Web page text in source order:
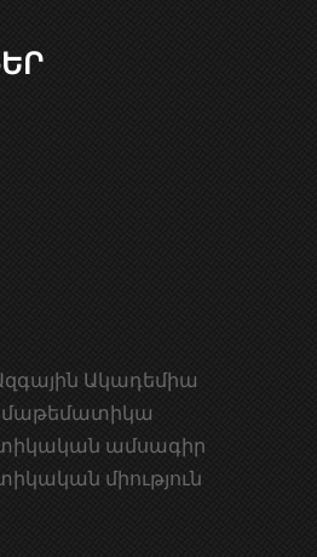
Ակադեմիա
մաթեմատիկա
ամսագիր
միություն